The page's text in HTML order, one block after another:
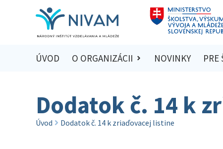
ÚVOD O ORGANIZÁCII NOVINKY PRE
Dodatok č. 14 k
Úvod Dodatok č. 14 k zriaďovacej listine